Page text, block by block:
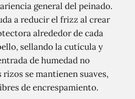
general del peinado.
a reducir el frizz al crear
alrededor de cada
sellando la cutícula y
de humedad no
rizos se mantienen suaves,
de encrespamiento.